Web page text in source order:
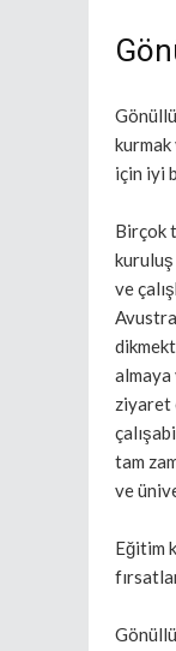
kurmak
için iyi
Birçok
kuruluş
ve
almaya
ziyaret
tam
ve
Eğitim